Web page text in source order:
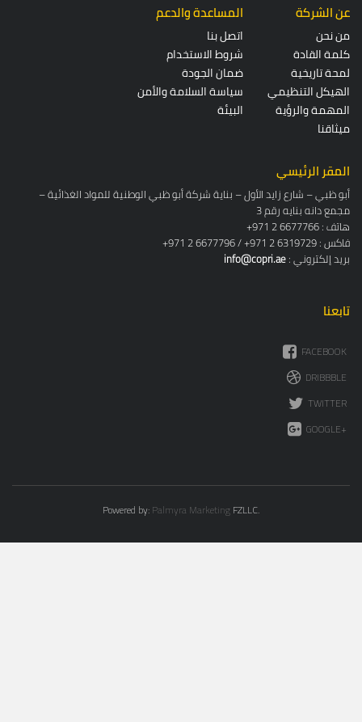
عن الشركة
من نحن
كلمة القادة
لمحة تاريخية
الهيكل التنظيمي
المهمة والرؤية
ميثاقنا
المساعدة والدعم
اتصل بنا
شروط الاستخدام
ضمان الجودة
سياسة السلامة والأمن
البيئة
المقر الرئيسي
أبو ظبي – شارع زايد الأول – بناية شركة أبو ظبي الوطنية للمواد الغذائية –
مجمع دانه بنايه رقم 3
+971 2 6677766 : هاتف
+971 2 6677796 / +971 2 6319729 : فاكس
info@copri.ae : بريد إلكتروني
تابعنا
FACEBOOK
DRIBBBLE
TWITTER
GOOGLE+
Powered by:Palmyra MarketingFZLLC.